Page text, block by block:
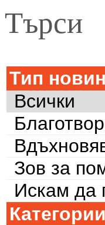
Търси
Тип
Всички
Зов за
Искам да
Категории